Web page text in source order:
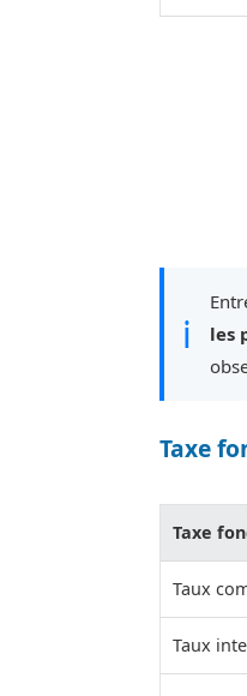
ℹ
les
Taxe
Taxe
Taux
Taux